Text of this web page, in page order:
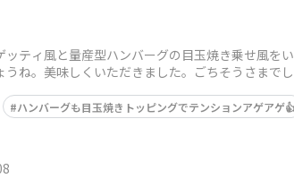
ティ風と量産型ハンバーグの目玉焼き乗せ風を
ね。美味しくいただきました。ごちそうさまでし
ハンバーグも目玉焼きトッピングでテンションアゲアゲ